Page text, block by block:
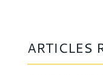
ARTICLES